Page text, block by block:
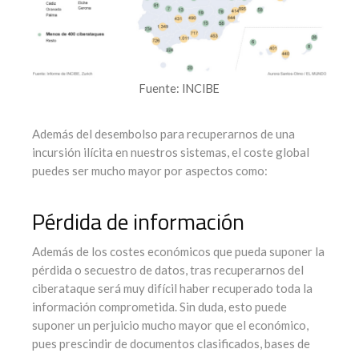
Fuente: INCIBE
Además del desembolso para recuperarnos de una
incursión ilícita en nuestros sistemas, el coste global
puedes ser mucho mayor por aspectos como:
Pérdida de información
Además de los costes económicos que pueda suponer la
pérdida o secuestro de datos, tras recuperarnos del
ciberataque será muy difícil haber recuperado toda la
información comprometida. Sin duda, esto puede
suponer un perjuicio mucho mayor que el económico,
pues prescindir de documentos clasificados, bases de